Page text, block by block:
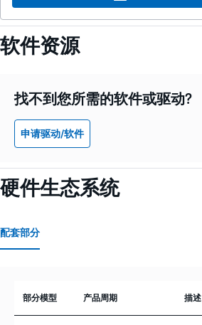
软件资源
找不到您所需的软件或驱动?
申请驱动/软件
硬件生态系统
配套部分
部分模型 产品周期 描述